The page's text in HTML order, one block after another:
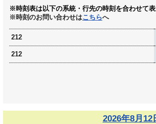
※時刻表は以下の系統・行先の時刻を合わせて
※時刻のお問い合わせはこちらへ
212
212
2026年8月12